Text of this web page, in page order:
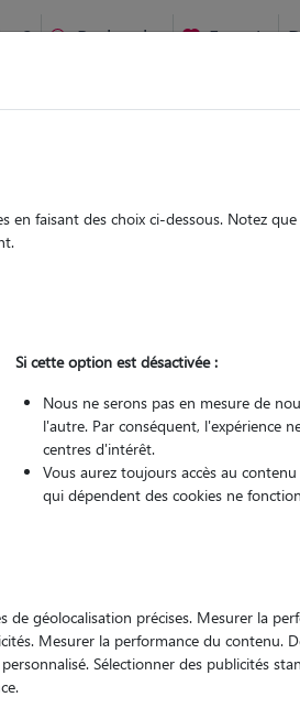
? Recherche Favoris
Promenades
faisant des choix ci-dessous. Notez
Si cette option est désactivée :
Nous ne serons pas en mesure de
l'autre. Par conséquent, l'expérience
centres d'intérêt.
Vous aurez toujours accès au
qui dépendent des cookies ne
géolocalisation précises. Mesurer la
Mesurer la performance du contenu.
Sélectionner des publicités